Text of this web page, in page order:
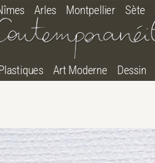
Arles Montpellier Sète
Art Moderne Dessin